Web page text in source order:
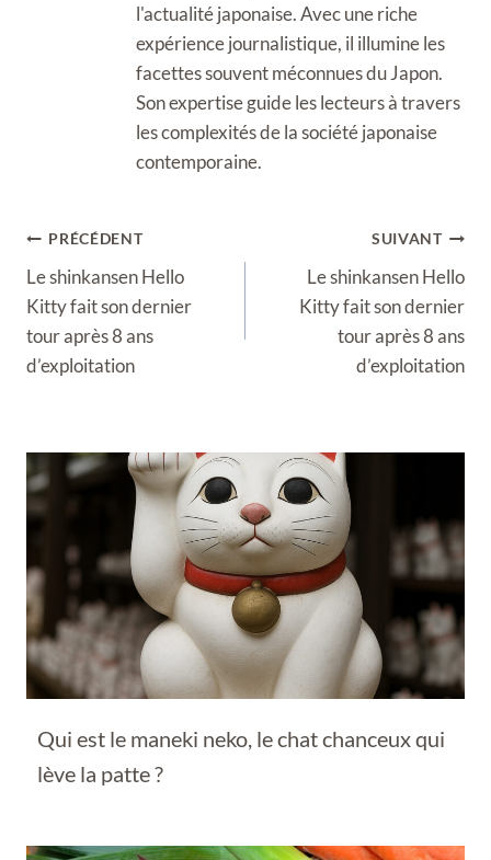
l'actualité japonaise. Avec une riche
expérience journalistique, il illumine les
facettes souvent méconnues du Japon.
Son expertise guide les lecteurs à travers
les complexités de la société japonaise
contemporaine.
Navigation
de
l’article
PRÉCÉDENT
Le shinkansen Hello
Kitty fait son dernier
tour après 8 ans
d’exploitation
SUIVANT
Le shinkansen Hello
Kitty fait son dernier
tour après 8 ans
d’exploitation
Qui est le maneki neko, le chat chanceux qui
lève la patte ?